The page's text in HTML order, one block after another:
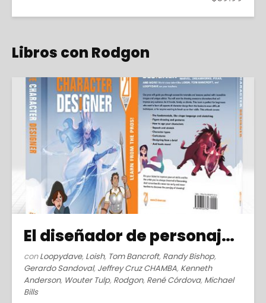
Libros con Rodgon
El diseñador de personajes (2019)
conLoopydave, Loish, Tom Bancroft, Randy Bishop,
Gerardo Sandoval, Jeffrey Cruz CHAMBA, Kenneth
Anderson, Wouter Tulp, Rodgon, René Córdova, Michael
Bills